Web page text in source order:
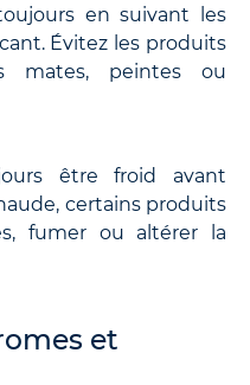
en suivant les
Évitez les produits
mates, peintes ou
être froid avant
certains produits
fumer ou altérer la
et